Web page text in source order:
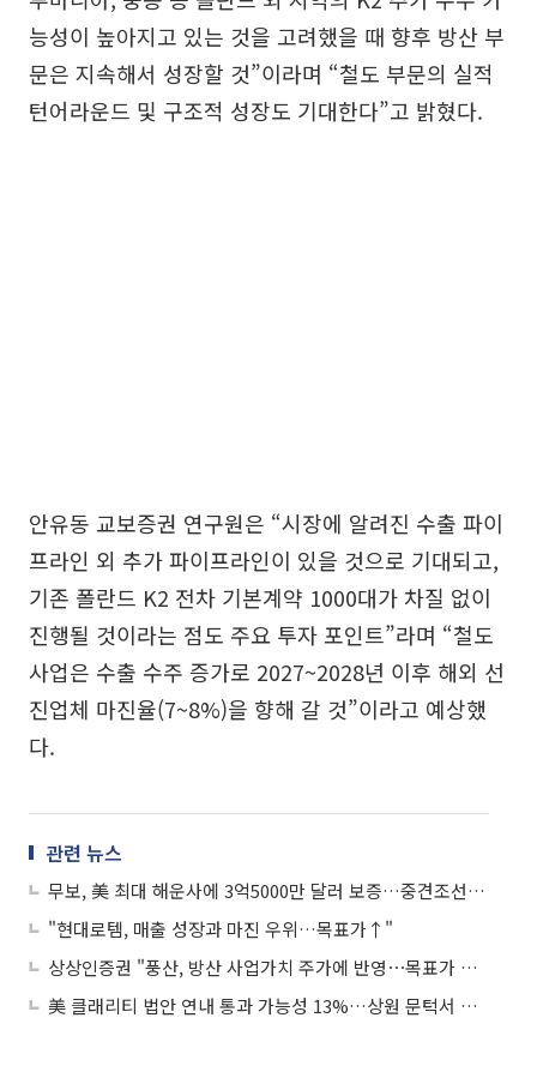
능성이 높아지고 있는 것을 고려했을 때 향후 방산 부
문은 지속해서 성장할 것”이라며 “철도 부문의 실적
턴어라운드 및 구조적 성장도 기대한다”고 밝혔다.
안유동 교보증권 연구원은 “시장에 알려진 수출 파이
프라인 외 추가 파이프라인이 있을 것으로 기대되고,
기존 폴란드 K2 전차 기본계약 1000대가 차질 없이
진행될 것이라는 점도 주요 투자 포인트”라며 “철도
사업은 수출 수주 증가로 2027~2028년 이후 해외 선
진업체 마진율(7~8%)을 향해 갈 것”이라고 예상했
다.
관련 뉴스
무보, 美 최대 해운사에 3억5000만 달러 보증…중견조선사에 RG도 지원
"현대로템, 매출 성장과 마진 우위…목표가↑"
상상인증권 "풍산, 방산 사업가치 주가에 반영⋯목표가 상향·투자의견 하향"
美 클래리티 법안 연내 통과 가능성 13%…상원 문턱서 제동